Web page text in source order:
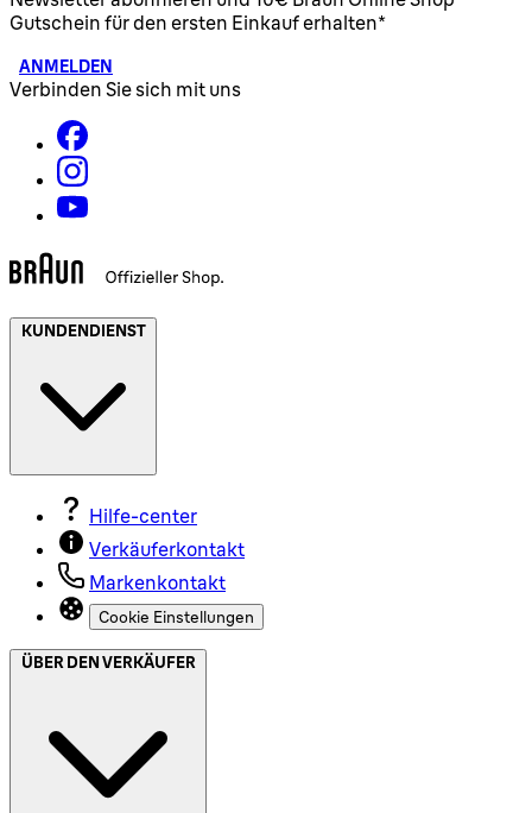
Gutschein für den ersten Einkauf erhalten*
ANMELDEN
Verbinden Sie sich mit uns
KUNDENDIENST
Hilfe-center
Verkäuferkontakt
Markenkontakt
Cookie Einstellungen
ÜBER DEN VERKÄUFER